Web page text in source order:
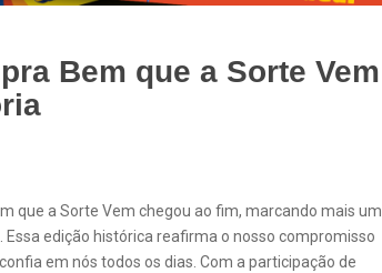
Bem que a Sorte Vem
que a Sorte Vem chegou ao fim, marcando mais um
edição histórica reafirma o nosso compromisso
em nós todos os dias. Com a participação de